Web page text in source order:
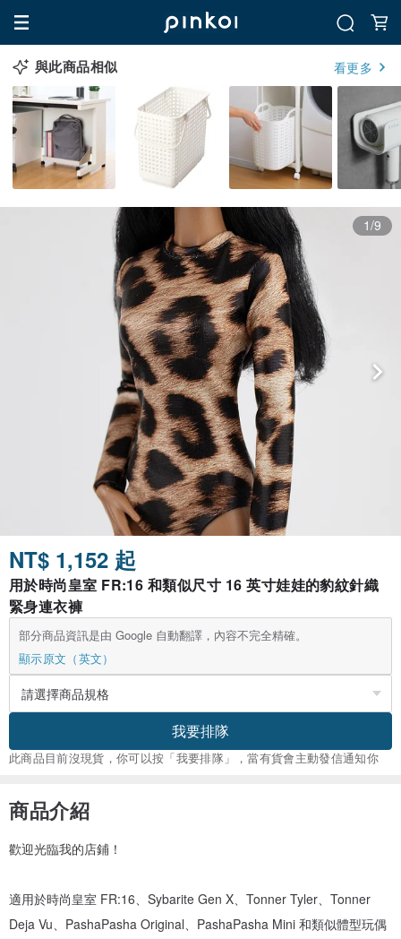
與此商品相似 看更多
1/9
NT$ 1,152 起
用於時尚皇室 FR:16 和類似尺寸 16 英寸娃娃的豹紋針織
緊身連衣褲
部分商品資訊是由 Google 自動翻譯，內容不完全精確。
顯示原文（英文）
我要排隊
此商品目前沒現貨，你可以按「我要排隊」，當有貨會主動發信通知你
商品介紹
歡迎光臨我的店鋪！
適用於時尚皇室 FR:16、Sybarite Gen X、Tonner Tyler、Tonner
Deja Vu、PashaPasha Original、PashaPasha Mini 和類似體型玩偶